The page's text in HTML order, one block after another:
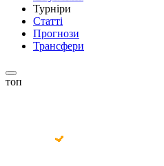
Турніри
Статті
Прогнози
Трансфери
топ